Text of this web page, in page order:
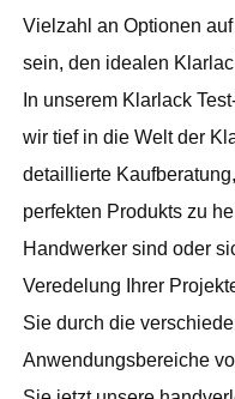
Vielzahl an Optionen
sein, den idealen
In unserem Klarlack
wir tief in die Welt der
detaillierte
perfekten Produkts zu
Handwerker sind oder
Veredelung Ihrer
Sie durch die
Anwendungsbereiche